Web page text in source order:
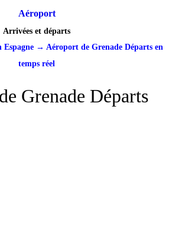
Aéroport
Arrivées et départs
Espagne→ Aéroport de Grenade Départs en
temps réel
Grenade Départs